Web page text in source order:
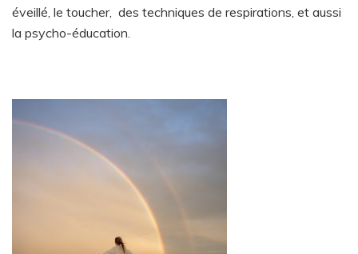
éveillé, le toucher, des techniques de respirations, et aussi
la psycho-éducation.